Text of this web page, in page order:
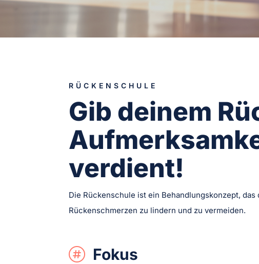
RÜCKENSCHULE
Gib deinem
verdient!
Die Rückenschule ist ein Behandlungskonzept, das
Rückenschmerzen zu lindern und zu vermeiden.
 Fokus